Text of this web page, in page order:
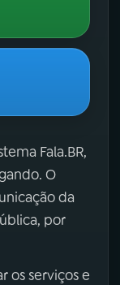
Fala.BR,
O
da
por
os serviços e